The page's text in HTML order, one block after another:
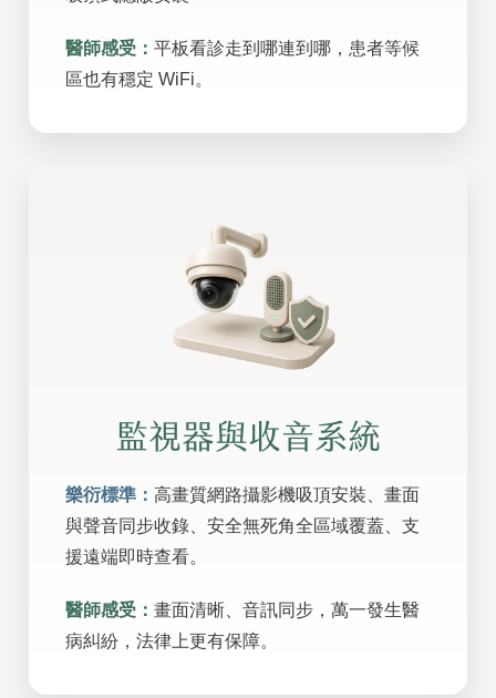
醫師感受： 平板看診走到哪連到哪，患者等候
區也有穩定 WiFi。
監視器與收音系統
樂衍標準： 高畫質網路攝影機吸頂安裝、畫面
與聲音同步收錄、安全無死角全區域覆蓋、支
援遠端即時查看。
醫師感受： 畫面清晰、音訊同步，萬一發生醫
病糾紛，法律上更有保障。